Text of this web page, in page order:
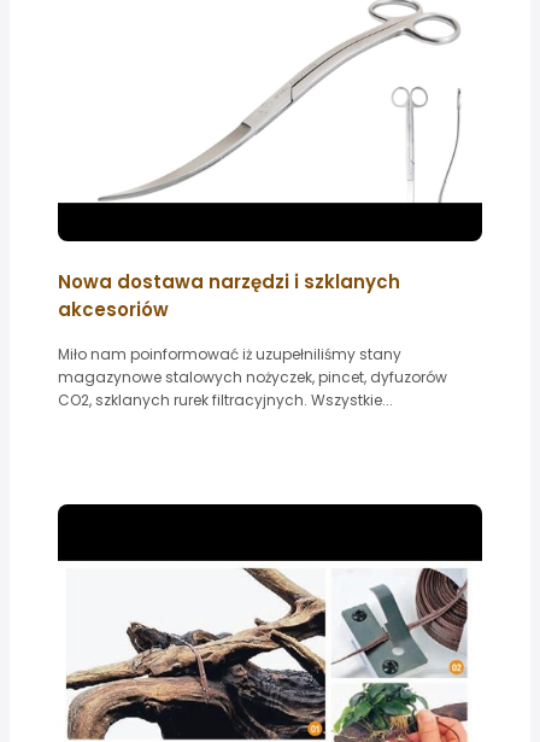
Nowa dostawa narzędzi i szklanych
akcesoriów
Miło nam poinformować iż uzupełniliśmy stany
magazynowe stalowych nożyczek, pincet, dyfuzorów
CO2, szklanych rurek filtracyjnych. Wszystkie...